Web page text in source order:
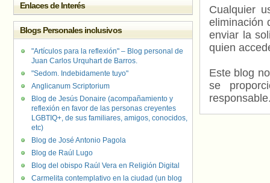
Cualquier
eliminación
enviar la
quien
Este blog
se
Enlaces de Interés
Blogs Personales inclusivos
"Artículos para la reflexión" – Blog personal de
Juan Carlos Urquhart de Barros.
"Sedom. Indebidamente tuyo"
Anglicanum Scriptorium
Blog de Jesús Donaire (acompañamiento y
reflexión en favor de las personas creyentes
LGBTIQ+, de sus familiares, amigos, conocidos,
etc)
Blog de José Antonio Pagola
Blog de Raúl Lugo
Blog del obispo Raúl Vera en Religión Digital
Carmelita contemplativo en la ciudad (un blog